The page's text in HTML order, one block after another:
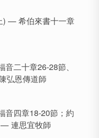
) — 希伯來書十一章
二十章26-28節、
弘恩傳道師
四章18-20節；約
連思宜牧師